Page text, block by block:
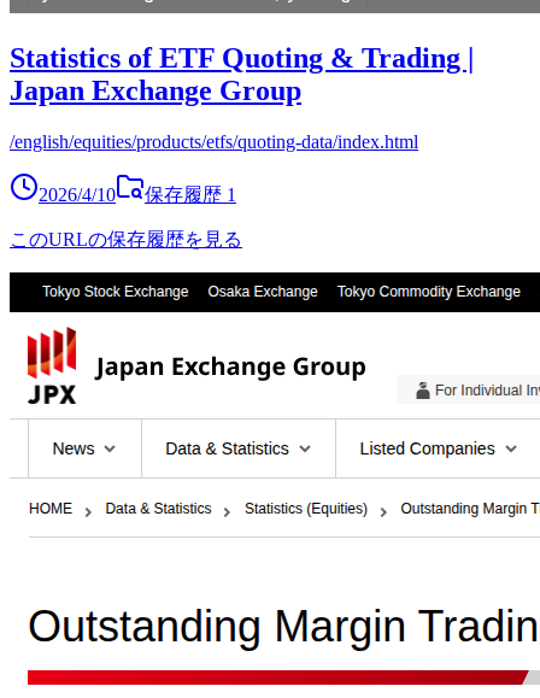
Statistics of ETF Quoting & Trading |
Japan Exchange Group
/english/equities/products/etfs/quoting-data/index.html
2026/4/10 保存履歴 1
このURLの保存履歴を見る